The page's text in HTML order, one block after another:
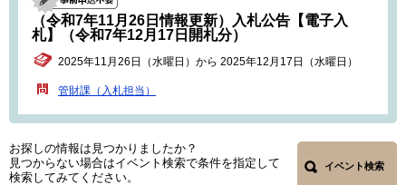
（令和7年11月26日情報更新）入札公告【電子入
札】（令和7年12月17日開札分）
2025年11月26日（水曜日）から 2025年12月17日（水曜日）
管財課（入札担当）
お探しの情報は見つかりましたか？
見つからない場合はイベント検索で条件を指定して
検索してみてください。
イベント検索